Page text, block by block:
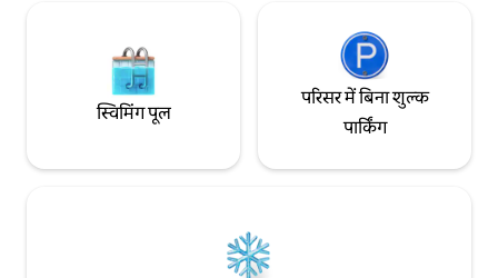
स्विमिंग पूल
परिसर में बिना शुल्क
पार्किंग